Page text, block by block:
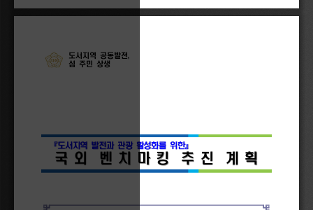
도서지역 공동발전
섬
주민 상생
『도서지역 발전과 관광 활성화를 위한』
『도서지역 발전과 관광 활성화를 위한』
국 외 벤 치 마 킹 추 진 계 획
국 외 벤 치 마 킹 추 진 계 획